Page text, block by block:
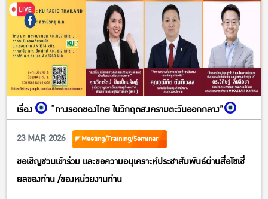
เรื่อง
“ทางรอดของไทย ในวิกฤตสงครามตะวันออกกลาง”
23 MAR 2026
Meeting/Training/Seminar
ขอเชิญชวนเข้าร่วม และขอความอนุเคราะห์ประชาสัมพันธ์ผ่านสื่อโซเชี่
ยลของท่าน /ของหน่วยงานท่าน